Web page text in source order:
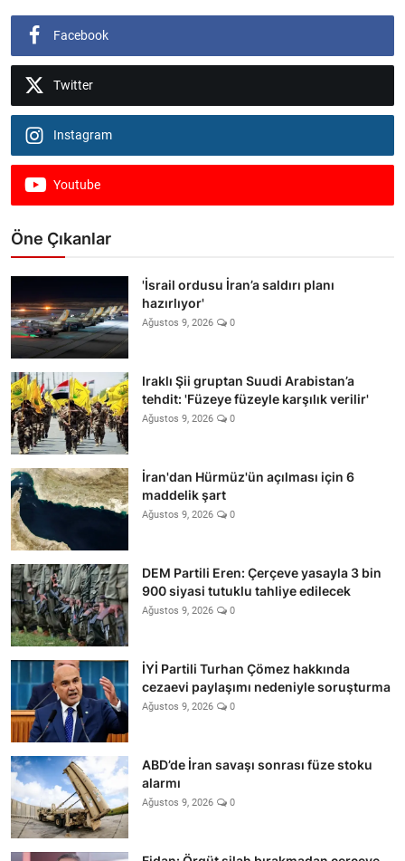
Facebook
Twitter
Instagram
Youtube
Öne Çıkanlar
'İsrail ordusu İran’a saldırı planı
hazırlıyor'
Ağustos 9, 2026 0
Iraklı Şii gruptan Suudi Arabistan’a
tehdit: 'Füzeye füzeyle karşılık verilir'
Ağustos 9, 2026 0
İran'dan Hürmüz'ün açılması için 6
maddelik şart
Ağustos 9, 2026 0
DEM Partili Eren: Çerçeve yasayla 3 bin
900 siyasi tutuklu tahliye edilecek
Ağustos 9, 2026 0
İYİ Partili Turhan Çömez hakkında
cezaevi paylaşımı nedeniyle soruşturma
Ağustos 9, 2026 0
ABD’de İran savaşı sonrası füze stoku
alarmı
Ağustos 9, 2026 0